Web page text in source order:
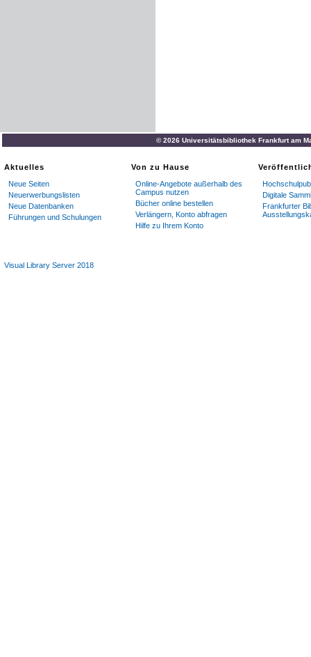
© 2026 Universitätsbibliothek Frankfurt am
Aktuelles
Neue Seiten
Neuerwerbungslisten
Neue Datenbanken
Führungen und Schulungen
Von zu Hause
Online-Angebote außerhalb des
Campus nutzen
Bücher online bestellen
Verlängern, Konto abfragen
Hilfe zu Ihrem Konto
Digitale
Frankfurter
Visual Library Server 2018